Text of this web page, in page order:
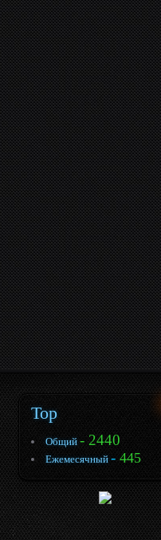
Top
Общий - 2440
Ежемесячный - 445